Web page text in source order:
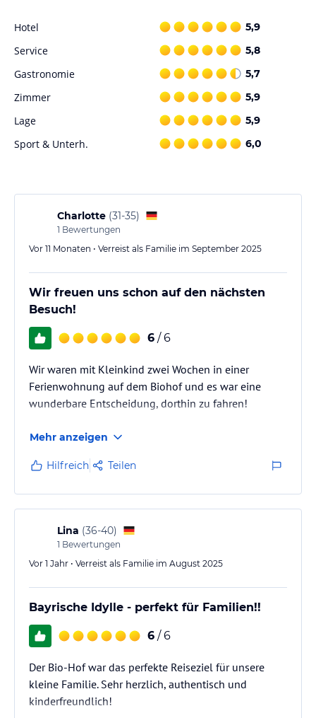
Hotel 5,9
Service 5,8
Gastronomie 5,7
Zimmer 5,9
Lage 5,9
Sport & Unterh. 6,0
Charlotte (31-35)
1 Bewertungen
Vor 11 Monaten • Verreist als Familie im September 2025
Wir freuen uns schon auf den nächsten
Besuch!
6 / 6
Wir waren mit Kleinkind zwei Wochen in einer
Ferienwohnung auf dem Biohof und es war eine
wunderbare Entscheidung, dorthin zu fahren!
Mehr anzeigen
Hilfreich Teilen
Lina (36-40)
1 Bewertungen
Vor 1 Jahr • Verreist als Familie im August 2025
Bayrische Idylle - perfekt für Familien!!
6 / 6
Der Bio-Hof war das perfekte Reiseziel für unsere
kleine Familie. Sehr herzlich, authentisch und
kinderfreundlich!